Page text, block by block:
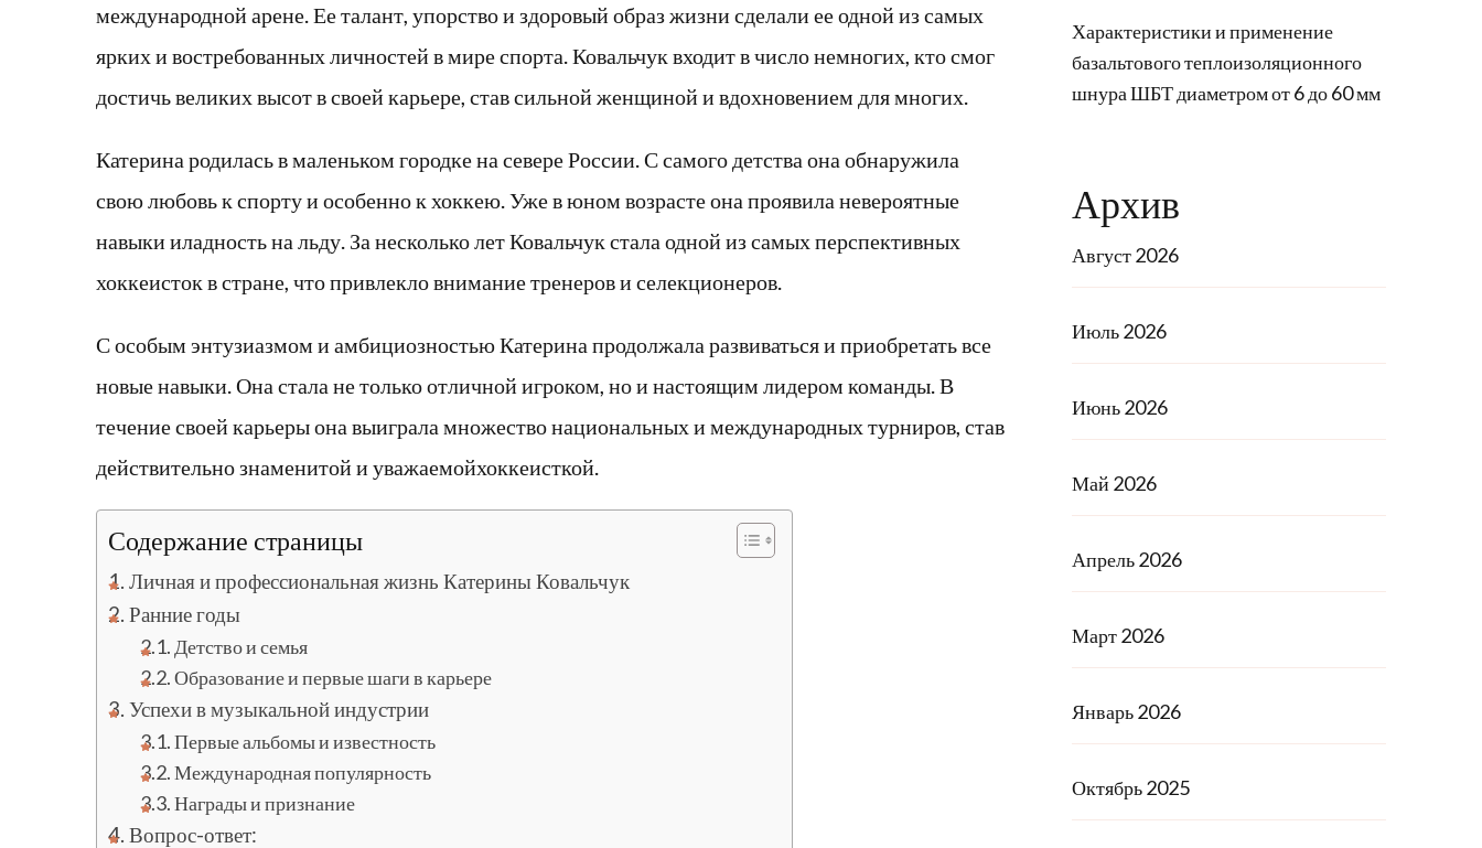
международной арене. Ее талант, упорство и здоровый образ жизни сделали ее одной из самых
ярких и востребованных личностей в мире спорта. Ковальчук входит в число немногих, кто смог
достичь великих высот в своей карьере, став сильной женщиной и вдохновением для многих.
Катерина родилась в маленьком городке на севере России. С самого детства она обнаружила
свою любовь к спорту и особенно к хоккею. Уже в юном возрасте она проявила невероятные
навыки иладность на льду. За несколько лет Ковальчук стала одной из самых перспективных
хоккеисток в стране, что привлекло внимание тренеров и селекционеров.
С особым энтузиазмом и амбициозностью Катерина продолжала развиваться и приобретать все
новые навыки. Она стала не только отличной игроком, но и настоящим лидером команды. В
течение своей карьеры она выиграла множество национальных и международных турниров, став
действительно знаменитой и уважаемойхоккеисткой.
Содержание страницы
Личная и профессиональная жизнь Катерины Ковальчук
Ранние годы
Детство и семья
Образование и первые шаги в карьере
Успехи в музыкальной индустрии
Первые альбомы и известность
Международная популярность
Награды и признание
Вопрос-ответ:
Характеристики и применение
базальтового теплоизоляционного
шнура ШБТ диаметром от 6 до 60 мм
Архив
Август 2026
Июль 2026
Июнь 2026
Май 2026
Апрель 2026
Март 2026
Январь 2026
Октябрь 2025